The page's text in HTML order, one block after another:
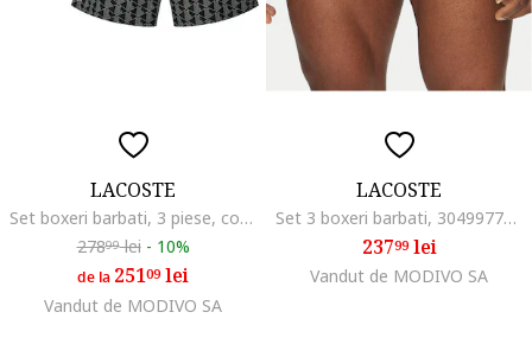
LACOSTE
Set boxeri barbati, 3 piese, confortabili, bumbac, negru
27899lei - 10%
de la 25109lei
Vandut de MODIVO SA
LACOSTE
Set 3 boxeri barbati, 304997761, Bumbac, Negru, Negru
23799lei
Vandut de MODIVO SA